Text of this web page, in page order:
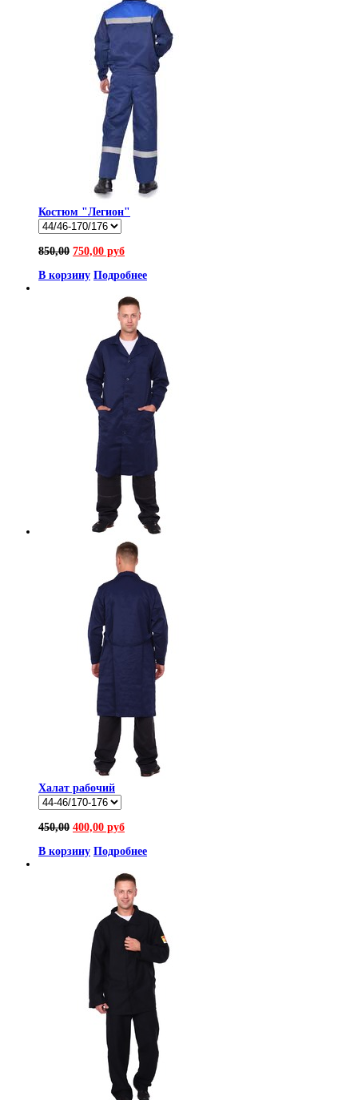
Костюм "Легион"
850,00 750,00 руб
В корзину Подробнее
Халат рабочий
450,00 400,00 руб
В корзину Подробнее